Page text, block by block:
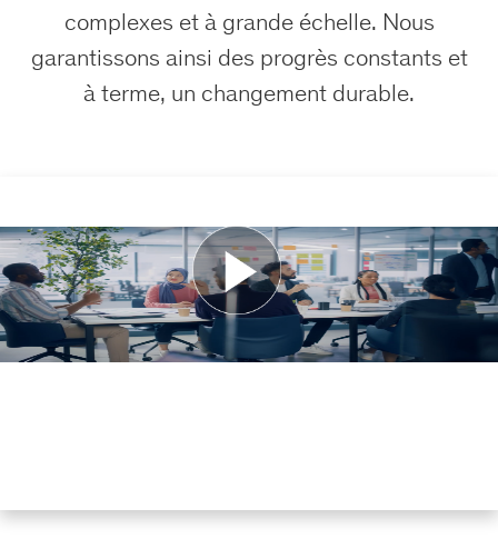
complexes et à grande échelle. Nous
garantissons ainsi des progrès constants et
à terme, un changement durable.